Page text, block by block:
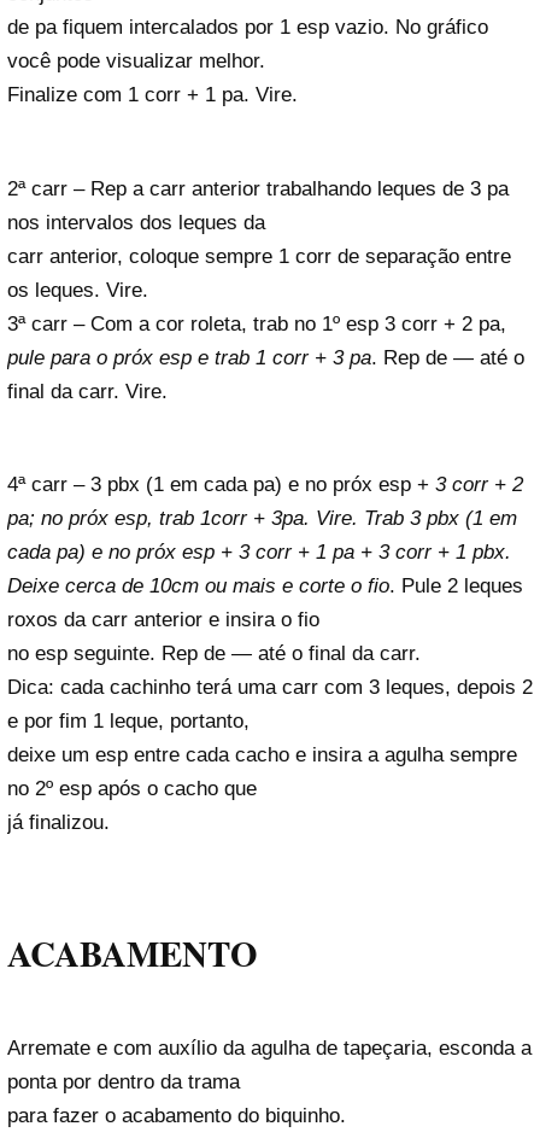
de pa fiquem intercalados por 1 esp vazio. No gráfico
você pode visualizar melhor.
Finalize com 1 corr + 1 pa. Vire.
2ª carr – Rep a carr anterior trabalhando leques de 3 pa
nos intervalos dos leques da
carr anterior, coloque sempre 1 corr de separação entre
os leques. Vire.
3ª carr – Com a cor roleta, trab no 1º esp 3 corr + 2 pa,
pule para o próx esp e trab 1 corr + 3 pa. Rep de — até o
final da carr. Vire.
4ª carr – 3 pbx (1 em cada pa) e no próx esp + 3 corr + 2
pa; no próx esp, trab 1corr + 3pa. Vire. Trab 3 pbx (1 em
cada pa) e no próx esp + 3 corr + 1 pa + 3 corr + 1 pbx.
Deixe cerca de 10cm ou mais e corte o fio. Pule 2 leques
roxos da carr anterior e insira o fio
no esp seguinte. Rep de — até o final da carr.
Dica: cada cachinho terá uma carr com 3 leques, depois 2
e por fim 1 leque, portanto,
deixe um esp entre cada cacho e insira a agulha sempre
no 2º esp após o cacho que
já finalizou.
ACABAMENTO
Arremate e com auxílio da agulha de tapeçaria, esconda a
ponta por dentro da trama
para fazer o acabamento do biquinho.